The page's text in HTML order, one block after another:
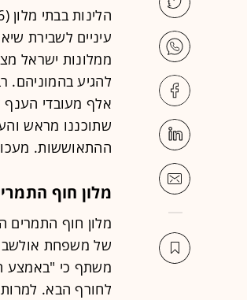
ממלונות ישראל
אלף מעובדי הענף
שתוכננו מראש
ההתאוששות. מעכו
מלון חוף
מלון חוף התמרים
משתף כי "באמצע
לחורף הבא.